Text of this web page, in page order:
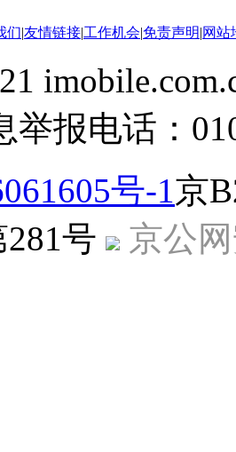
们|友情链接|工作机会|免责声明|网站
举报电话：
号-1 京
号
京公